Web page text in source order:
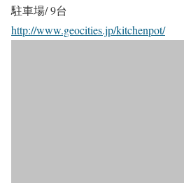
駐車場/ 9台
http://www.geocities.jp/kitchenpot/